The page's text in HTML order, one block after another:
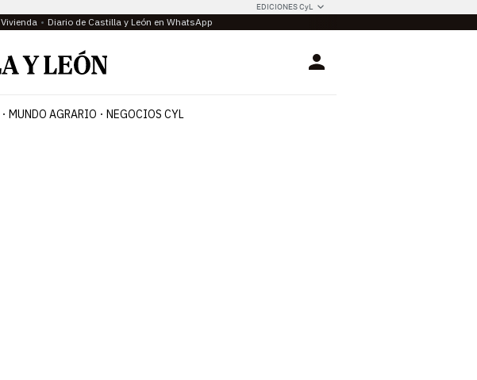
EDICIONES CyL
Vivienda Diario de Castilla y León en WhatsApp
Login
MUNDO AGRARIO NEGOCIOS CYL